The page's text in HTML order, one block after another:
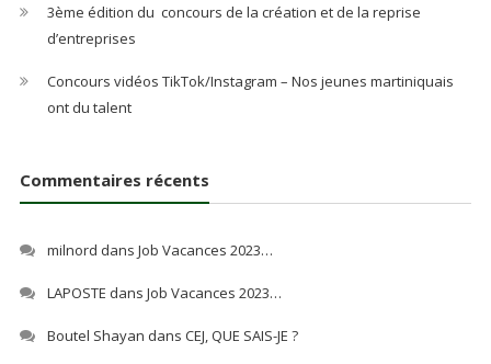
3ème édition du concours de la création et de la reprise
d’entreprises
Concours vidéos TikTok/Instagram – Nos jeunes martiniquais
ont du talent
Commentaires récents
milnord dans Job Vacances 2023…
LAPOSTE dans Job Vacances 2023…
Boutel Shayan dans CEJ, QUE SAIS-JE ?